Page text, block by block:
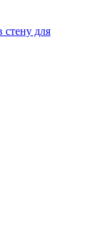
стену для